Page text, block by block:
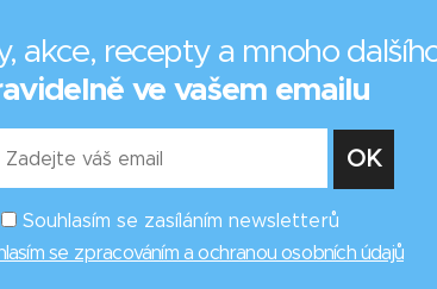
akce, recepty a mnoho
ve vašem emailu
Souhlasím se zasíláním newsletterů
se zpracováním a ochranou osobních údajů